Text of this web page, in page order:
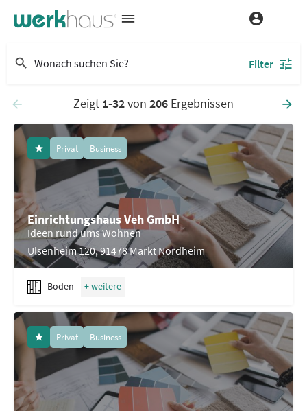
Filter
Zeigt 1-32von 206 Ergebnissen
Einrichtungshaus Veh GmbH
Ideen rund ums Wohnen
Ulsenheim 120, 91478 Markt Nordheim
Privat Business
Boden
Privat Business